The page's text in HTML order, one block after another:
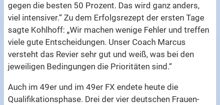
gegen die besten 50 Prozent. Das wird ganz anders,
viel intensiver.“ Zu dem Erfolgsrezept der ersten Tage
sagte Kohlhoff: „Wir machen wenige Fehler und treffen
viele gute Entscheidungen. Unser Coach Marcus
versteht das Revier sehr gut und weiß, was bei den
jeweiligen Bedingungen die Prioritäten sind.“
Auch im 49er und im 49er FX endete heute die
Qualifikationsphase. Drei der vier deutschen Frauen-